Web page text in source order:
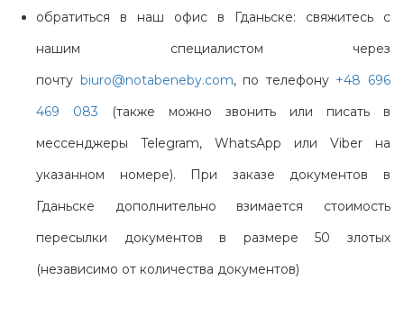
обратиться в наш офис в Гданьске: cвяжитесь с
нашим специалистом через
почту biuro@notabeneby.com, по телефону +48 696
469 083
(также можно звонить или писать в
мессенджеры Telegram, WhatsApp или Viber на
указанном номере). При заказе документов в
Гданьске дополнительно взимается стоимость
пересылки документов в размере 50 злотых
(независимо от количества документов)